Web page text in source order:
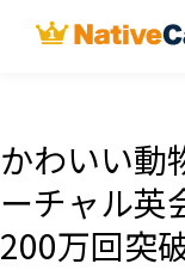
かわいい動
ーチャル英
200万回突